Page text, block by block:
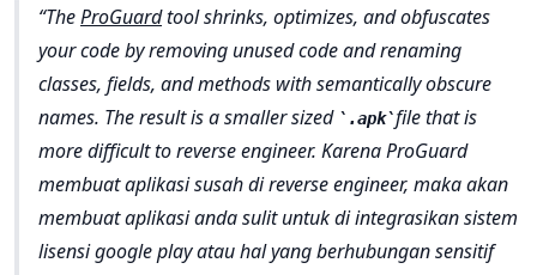
TheProGuardtool shrinks, optimizes, and obfuscates
your code by removing unused code and renaming
classes, fields, and methods with semantically obscure
names. The result is a smaller sized
.apk file that is
more difficult to reverse engineer. Karena ProGuard
membuat aplikasi susah di reverse engineer, maka akan
membuat aplikasi anda sulit untuk di integrasikan sistem
lisensi google play atau hal yang berhubungan sensitif